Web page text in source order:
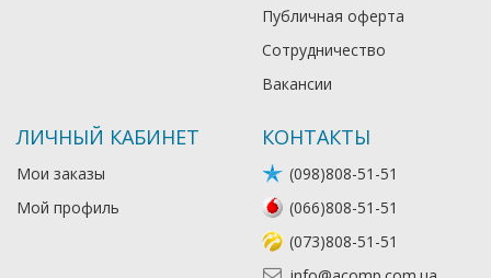
Публичная оферта
Сотрудничество
Вакансии
ЛИЧНЫЙ КАБИНЕТ
Мои заказы
Мой профиль
КОНТАКТЫ
(098)808-51-51
(066)808-51-51
(073)808-51-51